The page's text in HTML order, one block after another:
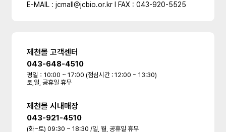
E-MAIL : jcmall@jcbio.or.kr l FAX : 043-920-5525
제천몰 고객센터
043-648-4510
평일：10:00 ~ 17:00 (점심시간 : 12:00 ~ 13:30)
토,일, 공휴일 휴무
제천몰 시내매장
043-921-4510
(화~토) 09:30 ~ 18:30 /일, 월, 공휴일 휴무